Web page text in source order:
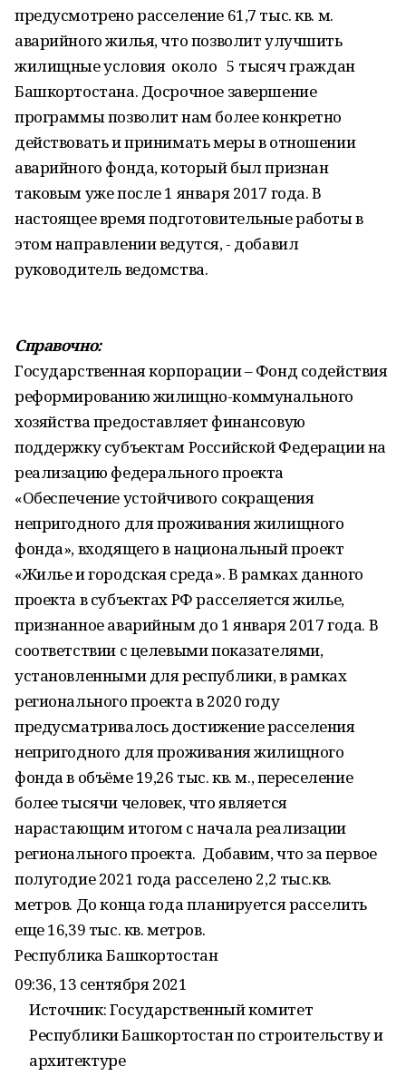
предусмотрено расселение 61,7 тыс. кв. м.
аварийного жилья, что позволит улучшить
жилищные условия около 5 тысяч граждан
Башкортостана. Досрочное завершение
программы позволит нам более конкретно
действовать и принимать меры в отношении
аварийного фонда, который был признан
таковым уже после 1 января 2017 года. В
настоящее время подготовительные работы в
этом направлении ведутся, - добавил
руководитель ведомства.
Справочно:
Государственная корпорации – Фонд содействия
реформированию жилищно-коммунального
хозяйства предоставляет финансовую
поддержку субъектам Российской Федерации на
реализацию федерального проекта
«Обеспечение устойчивого сокращения
непригодного для проживания жилищного
фонда», входящего в национальный проект
«Жилье и городская среда». В рамках данного
проекта в субъектах РФ расселяется жилье,
признанное аварийным до 1 января 2017 года. В
соответствии с целевыми показателями,
установленными для республики, в рамках
регионального проекта в 2020 году
предусматривалось достижение расселения
непригодного для проживания жилищного
фонда в объёме 19,26 тыс. кв. м., переселение
более тысячи человек, что является
нарастающим итогом с начала реализации
регионального проекта. Добавим, что за первое
полугодие 2021 года расселено 2,2 тыс.кв.
метров. До конца года планируется расселить
еще 16,39 тыс. кв. метров.
Республика Башкортостан
09:36, 13 сентября 2021
Источник: Государственный комитет
Республики Башкортостан по строительству и
архитектуре